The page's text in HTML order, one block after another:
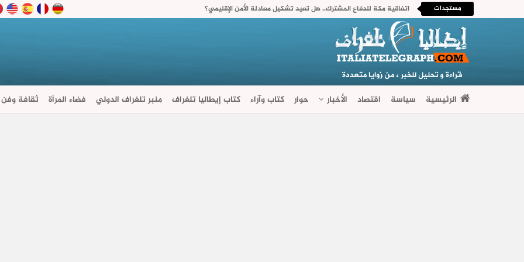
مستجدات اتفاقية مكة للدفاع المشترك.. هل تعيد تشكيل معادلة الأمن الإقليمي؟
الرئيسية سياسة اقتصاد الأخبار حوار كتاب وآراء كتاب إيطاليا تلغراف منبر تلغراف الدولي فضاء المرأة ثقافة وفن